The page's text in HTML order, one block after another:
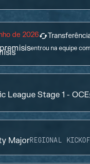
de 2026
entrou na equipe
League Stage 1 - OCE
MajorREGIONAL